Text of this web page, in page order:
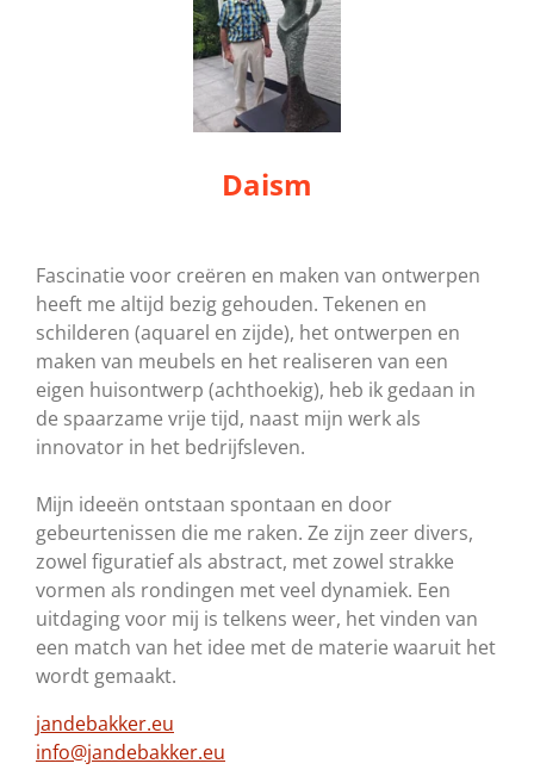
Daism
Fascinatie voor creëren en maken van ontwerpen
heeft me altijd bezig gehouden. Tekenen en
schilderen (aquarel en zijde), het ontwerpen en
maken van meubels en het realiseren van een
eigen huisontwerp (achthoekig), heb ik gedaan in
de spaarzame vrije tijd, naast mijn werk als
innovator in het bedrijfsleven.
Mijn ideeën ontstaan spontaan en door
gebeurtenissen die me raken. Ze zijn zeer divers,
zowel figuratief als abstract, met zowel strakke
vormen als rondingen met veel dynamiek. Een
uitdaging voor mij is telkens weer, het vinden van
een match van het idee met de materie waaruit het
wordt gemaakt.​
jandebakker.eu
info@jandebakker.eu